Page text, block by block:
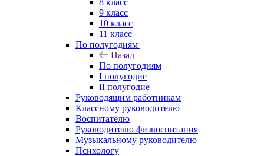
8 класс
9 класс
10 класс
11 класс
По полугодиям
Назад
По полугодиям
I полугодие
II полугодие
Руководящим работникам
Классному руководителю
Воспитателю
Руководителю физвоспитания
Музыкальному руководителю
Психологу